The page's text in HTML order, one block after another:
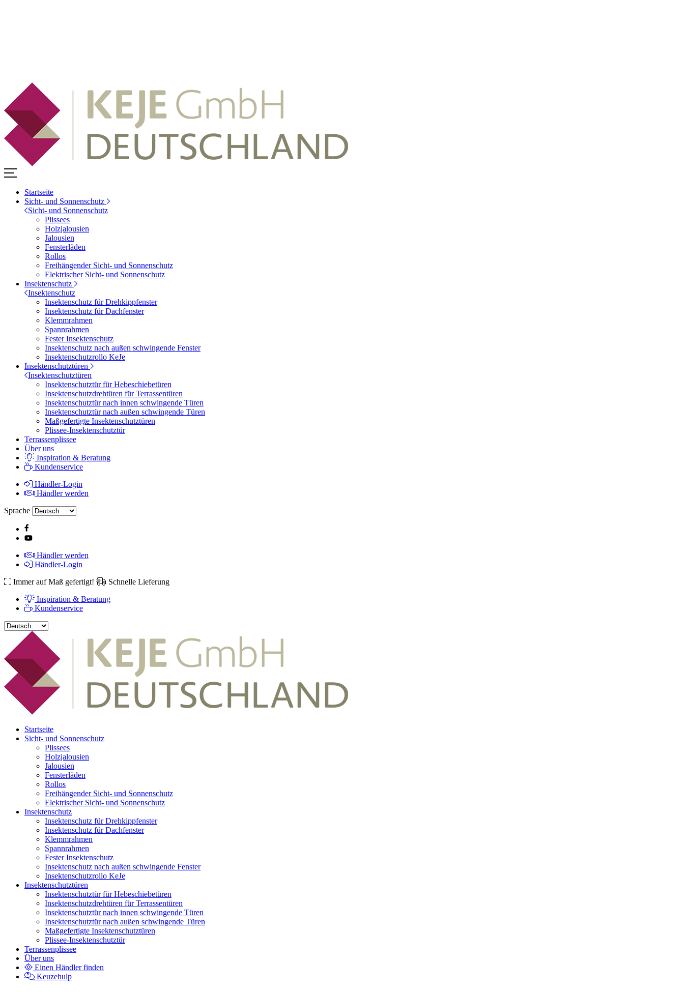
Startseite
Sicht- und Sonnenschutz
Sicht- und Sonnenschutz
Plissees
Holzjalousien
Jalousien
Fensterläden
Rollos
Freihängender Sicht- und Sonnenschutz
Elektrischer Sicht- und Sonnenschutz
Insektenschutz
Insektenschutz
Insektenschutz für Drehkippfenster
Insektenschutz für Dachfenster
Klemmrahmen
Spannrahmen
Fester Insektenschutz
Insektenschutz nach außen schwingende Fenster
Insektenschutzrollo KeJe
Insektenschutztüren
Insektenschutztüren
Insektenschutztür für Hebeschiebetüren
Insektenschutzdrehtüren für Terrassentüren
Insektenschutztür nach innen schwingende Türen
Insektenschutztür nach außen schwingende Türen
Maßgefertigte Insektenschutztüren
Plissee-Insektenschutztür
Terrassenplissee
Über uns
Inspiration & Beratung
Kundenservice
Händler-Login
Händler werden
Sprache
Händler werden
Händler-Login
Immer auf Maß gefertigt!
Schnelle Lieferung
Inspiration & Beratung
Kundenservice
Startseite
Sicht- und Sonnenschutz
Plissees
Holzjalousien
Jalousien
Fensterläden
Rollos
Freihängender Sicht- und Sonnenschutz
Elektrischer Sicht- und Sonnenschutz
Insektenschutz
Insektenschutz für Drehkippfenster
Insektenschutz für Dachfenster
Klemmrahmen
Spannrahmen
Fester Insektenschutz
Insektenschutz nach außen schwingende Fenster
Insektenschutzrollo KeJe
Insektenschutztüren
Insektenschutztür für Hebeschiebetüren
Insektenschutzdrehtüren für Terrassentüren
Insektenschutztür nach innen schwingende Türen
Insektenschutztür nach außen schwingende Türen
Maßgefertigte Insektenschutztüren
Plissee-Insektenschutztür
Terrassenplissee
Über uns
Einen Händler finden
Keuzehulp